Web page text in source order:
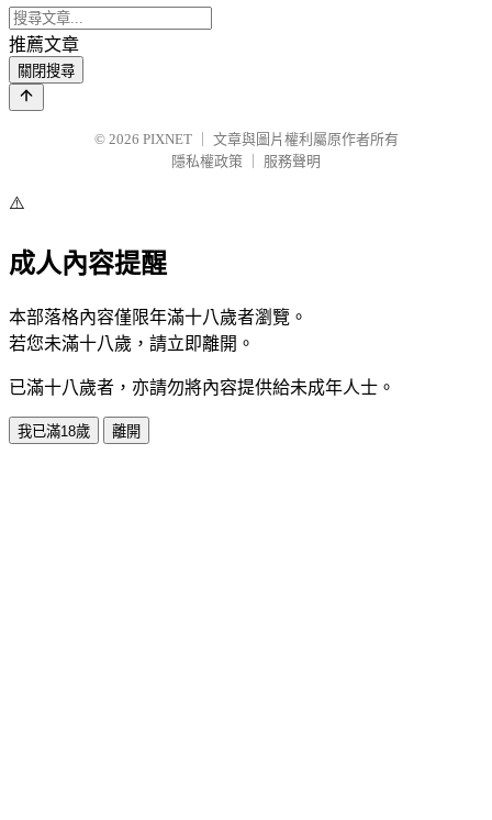
推薦文章
關閉搜尋
© 2026 PIXNET
文章與圖片權利屬原作者所有
隱私權政策
服務聲明
⚠️
成人內容提醒
本部落格內容僅限年滿十八歲者瀏覽。
若您未滿十八歲，請立即離開。
已滿十八歲者，亦請勿將內容提供給未成年人士。
我已滿18歲 離開